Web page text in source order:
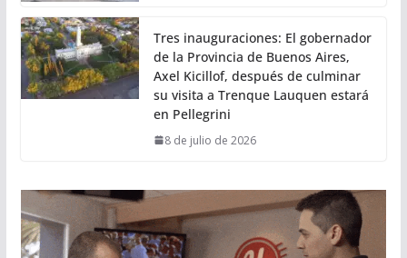
Tres inauguraciones: El gobernador
de la Provincia de Buenos Aires,
Axel Kicillof, después de culminar
su visita a Trenque Lauquen estará
en Pellegrini
8 de julio de 2026